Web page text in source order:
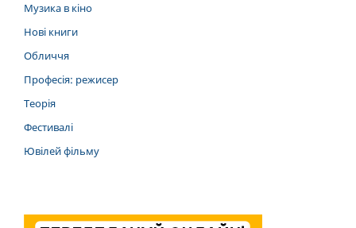
Музика в кіно
Нові книги
Обличчя
Професія: режисер
Теорія
Фестивалі
Ювілей фільму